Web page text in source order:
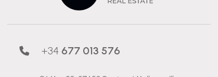
+34 677 013 576